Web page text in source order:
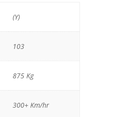
(Y)
103
875 Kg
300+ Km/hr